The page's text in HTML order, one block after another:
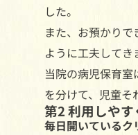
した。
また、お預かり
ように工夫してき
当院の病児保育
を分けて、児童そ
第2 利用しや
毎日開いているク